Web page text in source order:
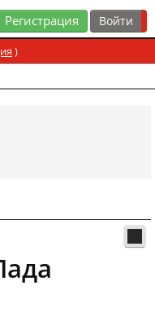
Регистрация
)